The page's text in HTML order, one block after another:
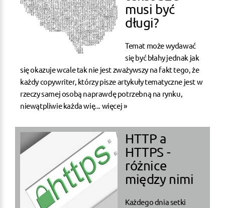
musi być
długi?
Temat może wydawać
się być błahy jednak jak
się okazuje wcale tak nie jest zważywszy na fakt tego, że
każdy copywriter, którzy pisze artykuły tematyczne jest w
rzeczy samej osobą naprawdę potrzebną na rynku,
niewątpliwie każda wię... więcej »
HTTP a
HTTPS -
różnice
między nimi
Każdego dnia setki